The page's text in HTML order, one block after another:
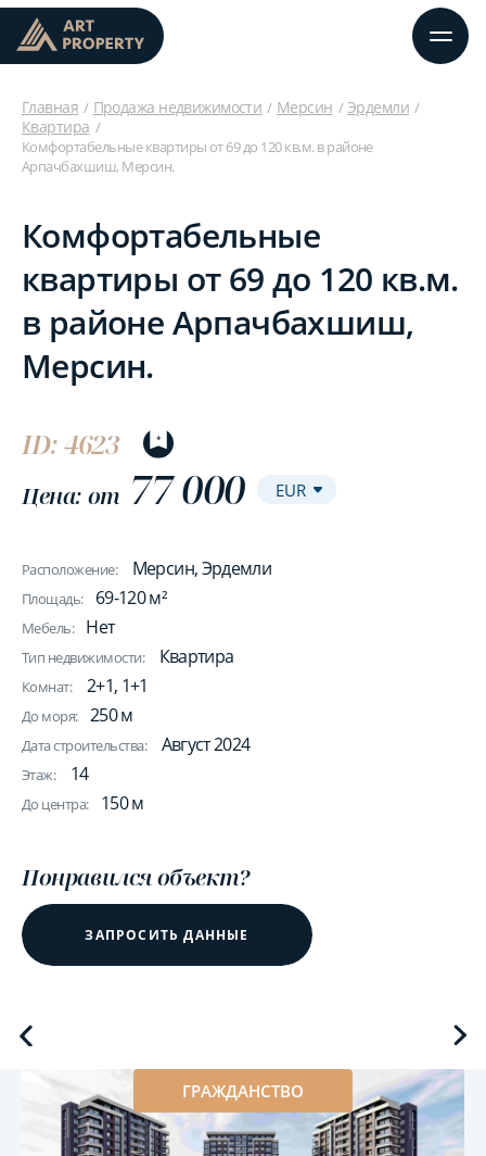
Главная Продажа недвижимости Мерсин
Эрдемли
Квартира
Комфортабельные квартиры от 69 до 120 кв.м. в районе
Арпачбахшиш, Мерсин.
Комфортабельные
квартиры от 69 до 120 кв.м.
в районе Арпачбахшиш,
Мерсин.
ID: 4623
Цена: от 77 000
Расположение: Мерсин, Эрдемли
Площадь: 69-120 м²
Мебель: Нет
Тип недвижимости: Квартира
Комнат: 2+1, 1+1
До моря: 250 м
Дата строительства: Август 2024
Этаж: 14
До центра: 150 м
Понравился объект?
ЗАПРОСИТЬ ДАННЫЕ
ГРАЖДАНСТВО